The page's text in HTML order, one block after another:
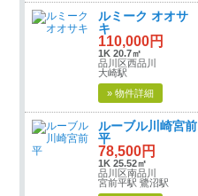
ルミーク オオサ
キ
110,000円
1K 20.7㎡
品川区西品川
大崎駅
» 物件詳細
ルーブル川崎宮前
平
78,500円
1K 25.52㎡
品川区南品川
宮前平駅 鷺沼駅